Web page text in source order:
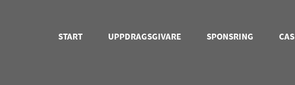
START UPPDRAGSGIVARE SPONSRING